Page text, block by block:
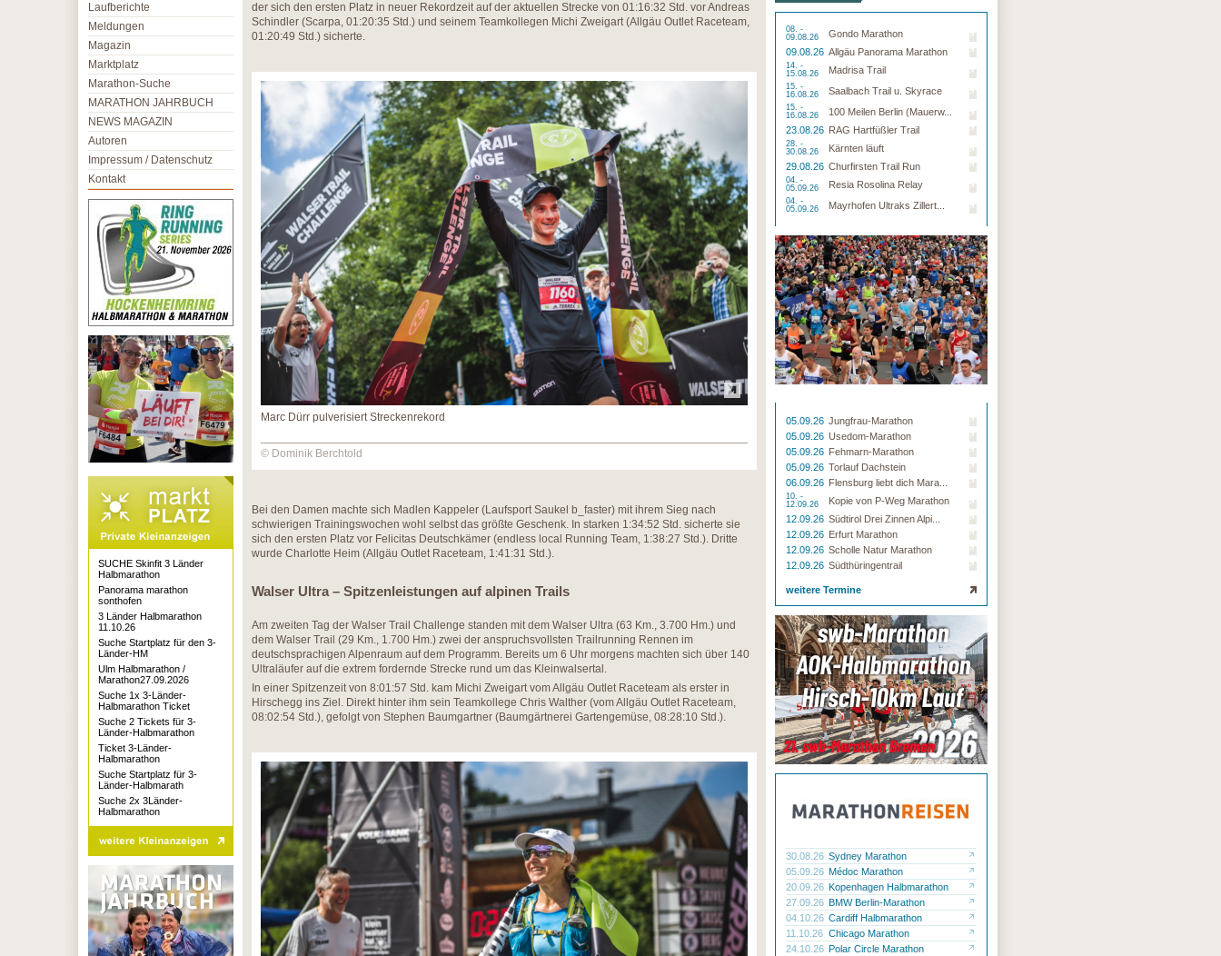
der sich den ersten Platz in neuer Rekordzeit auf der aktuellen Strecke von 01:16:32 Std. vor Andreas
Schindler (Scarpa, 01:20:35 Std.) und seinem Teamkollegen Michi Zweigart (Allgäu Outlet Raceteam,
01:20:49 Std.) sicherte.
Marc Dürr pulverisiert Streckenrekord
© Dominik Berchtold
Bei den Damen machte sich Madlen Kappeler (Laufsport Saukel b_faster) mit ihrem Sieg nach
schwierigen Trainingswochen wohl selbst das größte Geschenk. In starken 1:34:52 Std. sicherte sie
sich den ersten Platz vor Felicitas Deutschkämer (endless local Running Team, 1:38:27 Std.). Dritte
wurde Charlotte Heim (Allgäu Outlet Raceteam, 1:41:31 Std.).
Walser Ultra – Spitzenleistungen auf alpinen Trails
Am zweiten Tag der Walser Trail Challenge standen mit dem Walser Ultra (63 Km., 3.700 Hm.) und
dem Walser Trail (29 Km., 1.700 Hm.) zwei der anspruchsvollsten Trailrunning Rennen im
deutschsprachigen Alpenraum auf dem Programm. Bereits um 6 Uhr morgens machten sich über 140
Ultraläufer auf die extrem fordernde Strecke rund um das Kleinwalsertal.
In einer Spitzenzeit von 8:01:57 Std. kam Michi Zweigart vom Allgäu Outlet Raceteam als erster in
Hirschegg ins Ziel. Direkt hinter ihm sein Teamkollege Chris Walther (vom Allgäu Outlet Raceteam,
08:02:54 Std.), gefolgt von Stephen Baumgartner (Baumgärtnerei Gartengemüse, 08:28:10 Std.).
08. -
09.08.26
Gondo Marathon
09.08.26 Allgäu Panorama Marathon
14. -
15.08.26
Madrisa Trail
15. -
16.08.26
Saalbach Trail u. Skyrace
15. -
16.08.26
100 Meilen Berlin (Mauerw...
23.08.26 RAG Hartfüßler Trail
28. -
30.08.26
Kärnten läuft
29.08.26 Churfirsten Trail Run
04. -
05.09.26
Resia Rosolina Relay
04. -
05.09.26
Mayrhofen Ultraks Zillert...
05.09.26 Jungfrau-Marathon
05.09.26 Usedom-Marathon
05.09.26 Fehmarn-Marathon
05.09.26 Torlauf Dachstein
06.09.26 Flensburg liebt dich Mara...
10. -
12.09.26
Kopie von P-Weg Marathon
12.09.26 Südtirol Drei Zinnen Alpi...
12.09.26 Erfurt Marathon
12.09.26 Scholle Natur Marathon
12.09.26 Südthüringentrail
weitere Termine
30.08.26 Sydney Marathon
05.09.26 Médoc Marathon
20.09.26 Kopenhagen Halbmarathon
27.09.26 BMW Berlin-Marathon
04.10.26 Cardiff Halbmarathon
11.10.26 Chicago Marathon
24.10.26 Polar Circle Marathon
Laufberichte
Meldungen
Magazin
Marktplatz
Marathon-Suche
MARATHON JAHRBUCH
NEWS MAGAZIN
Autoren
Impressum / Datenschutz
Kontakt
SUCHE Skinfit 3 Länder
Halbmarathon
Panorama marathon
sonthofen
3 Länder Halbmarathon
11.10.26
Suche Startplatz für den 3-
Länder-HM
Ulm Halbmarathon /
Marathon27.09.2026
Suche 1x 3-Länder-
Halbmarathon Ticket
Suche 2 Tickets für 3-
Länder-Halbmarathon
Ticket 3-Länder-
Halbmarathon
Suche Startplatz für 3-
Länder-Halbmarath
Suche 2x 3Länder-
Halbmarathon